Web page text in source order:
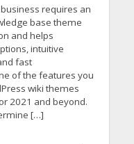
requires an
base theme
and helps
intuitive
fast
of the features you
wiki themes
2021 and beyond.
[…]